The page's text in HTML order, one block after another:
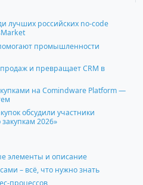
лучших российских no-code
промышленности
и превращает CRM в
на Comindware Platform —
обсудили участники
2026»
элементы и описание
– всё, что нужно знать